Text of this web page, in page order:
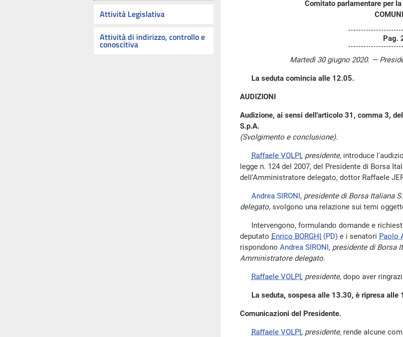
Attività Legislativa
Attività di indirizzo, controllo e
conoscitiva
Comitato parlamentare per
Pag.
Martedì 30 giugno 2020. —
La seduta comincia alle 12.05.
AUDIZIONI
Audizione, ai sensi dell'articolo 31, comma 3,
S.p.A.
(Svolgimento e conclusione).
Raffaele VOLPI, presidente, introduce
legge n. 124 del 2007, del Presidente di Borsa
dell'Amministratore delegato, dottor Raffaele
Andrea SIRONI, presidente di Borsa Italiana
delegato, svolgono una relazione sui temi
Intervengono, formulando domande e
deputato Enrico BORGHI (PD) e i senatori Paolo
rispondono Andrea SIRONI, presidente di Borsa
Amministratore delegato.
Raffaele VOLPI, presidente, dopo aver
La seduta, sospesa alle 13.30, è ripresa alle
Comunicazioni del Presidente.
Raffaele VOLPI, presidente, rende alcune